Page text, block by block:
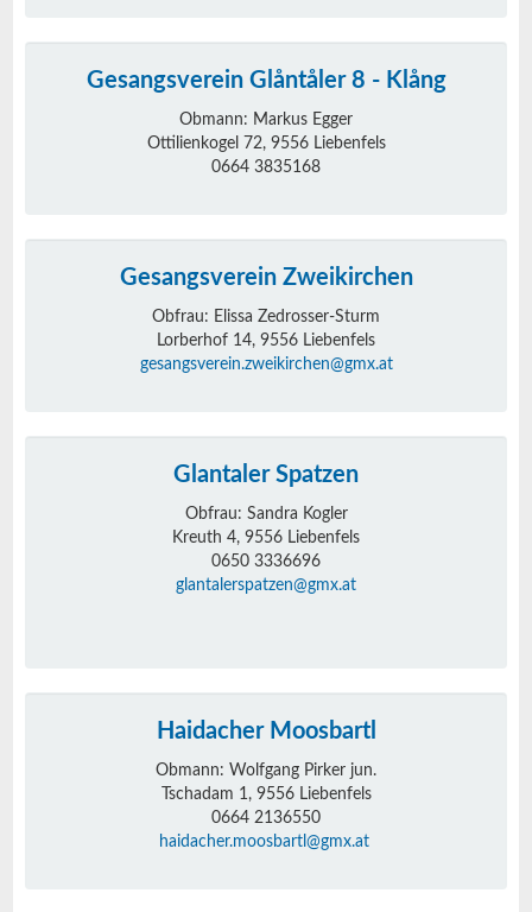
Gesangsverein Glåntåler 8 - Klång
Obmann: Markus Egger
Ottilienkogel 72, 9556 Liebenfels
0664 3835168
Gesangsverein Zweikirchen
Obfrau: Elissa Zedrosser-Sturm
Lorberhof 14, 9556 Liebenfels
gesangsverein.zweikirchen@gmx.at
Glantaler Spatzen
Obfrau: Sandra Kogler
Kreuth 4, 9556 Liebenfels
0650 3336696
glantalerspatzen@gmx.at
Haidacher Moosbartl
Obmann: Wolfgang Pirker jun.
Tschadam 1, 9556 Liebenfels
0664 2136550
haidacher.moosbartl@gmx.at